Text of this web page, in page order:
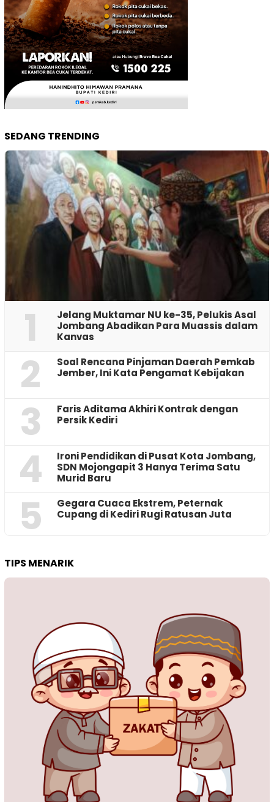
SEDANG TRENDING
1
Jelang Muktamar NU ke-35, Pelukis Asal
Jombang Abadikan Para Muassis dalam
Kanvas
2
‎Soal Rencana Pinjaman Daerah Pemkab
Jember, Ini Kata Pengamat Kebijakan ‎
3
Faris Aditama Akhiri Kontrak dengan
Persik Kediri
4
Ironi Pendidikan di Pusat Kota Jombang,
SDN Mojongapit 3 Hanya Terima Satu
Murid Baru
5
‎Gegara Cuaca Ekstrem, Peternak
Cupang di Kediri Rugi Ratusan Juta
TIPS MENARIK